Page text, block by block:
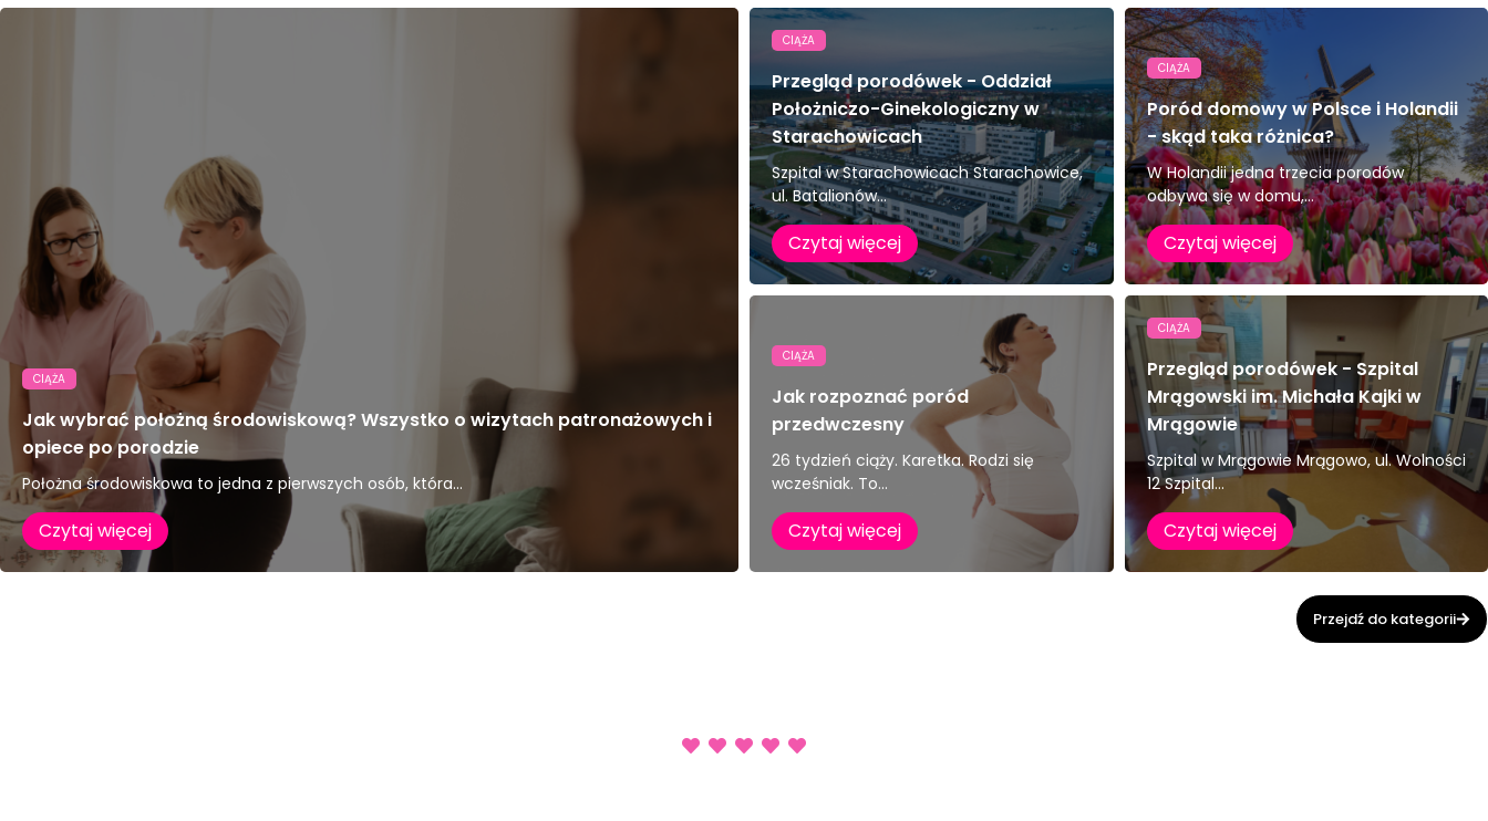
CIĄŻA
Jak wybrać położną środowiskową? Wszystko o wizytach patronażowych i
opiece po porodzie
Położna środowiskowa to jedna z pierwszych osób, która...
Czytaj więcej
CIĄŻA
Przegląd porodówek - Oddział
Położniczo-Ginekologiczny w
Starachowicach
Szpital w Starachowicach Starachowice,
ul. Batalionów...
Czytaj więcej
CIĄŻA
Poród domowy w Polsce i Holandii
- skąd taka różnica?
W Holandii jedna trzecia porodów
odbywa się w domu,...
Czytaj więcej
CIĄŻA
Jak rozpoznać poród
przedwczesny
26 tydzień ciąży. Karetka. Rodzi się
wcześniak. To...
Czytaj więcej
CIĄŻA
Przegląd porodówek - Szpital
Mrągowski im. Michała Kajki w
Mrągowie
Szpital w Mrągowie Mrągowo, ul. Wolności
12 Szpital...
Czytaj więcej
Przejdź do kategorii